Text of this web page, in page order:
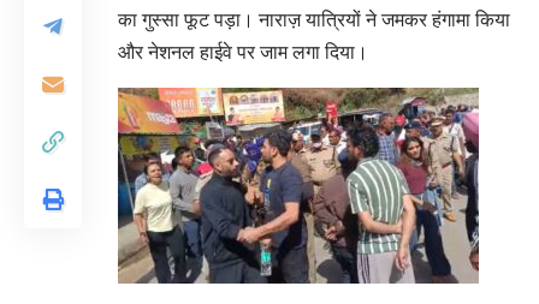
का गुस्सा फूट पड़ा। नाराज़ यात्रियों ने जमकर हंगामा किया
और नेशनल हाईवे पर जाम लगा दिया।